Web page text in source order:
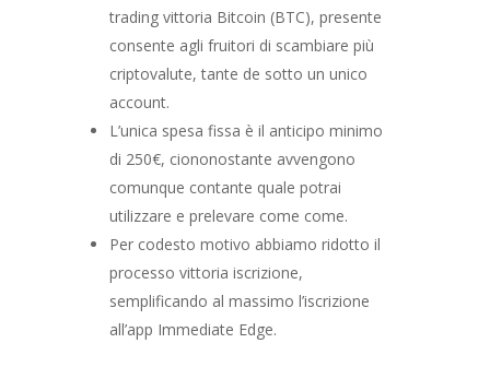
trading vittoria Bitcoin (BTC), presente
consente agli fruitori di scambiare più
criptovalute, tante de sotto un unico
account.
L’unica spesa fissa è il anticipo minimo
di 250€, ciononostante avvengono
comunque contante quale potrai
utilizzare e prelevare come come.
Per codesto motivo abbiamo ridotto il
processo vittoria iscrizione,
semplificando al massimo l’iscrizione
all’app Immediate Edge.